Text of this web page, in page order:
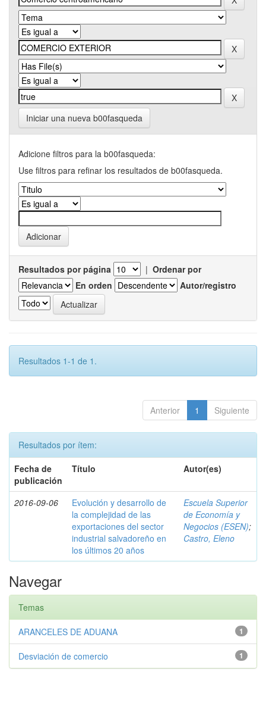
Iniciar una nueva b00fasqueda
Adicione filtros para la b00fasqueda:
Use filtros para refinar los resultados de b00fasqueda.
Resultados por página | Ordenar por
En orden
Autor/registro
Resultados 1-1 de 1.
Anterior 1 Siguiente
Resultados por ítem:
Fecha de
publicación
Título Autor(es)
2016-09-06
Evolución y desarrollo de
la complejidad de las
exportaciones del sector
industrial salvadoreño en
los últimos 20 años
Escuela Superior
de Economía y
Negocios (ESEN);
Castro, Eleno
Navegar
Temas
1
ARANCELES DE ADUANA
1
Desviación de comercio